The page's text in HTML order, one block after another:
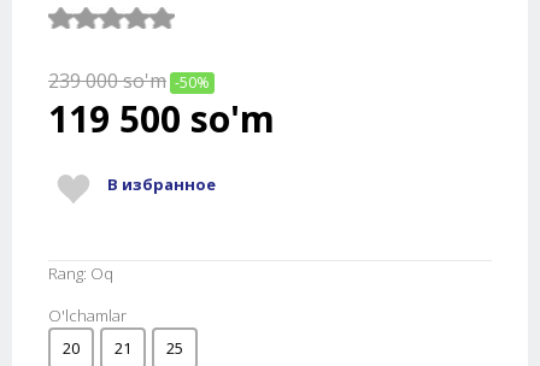
239 000so'm -50%
119 500 so'm
В избранное
Rang: Oq
O'lchamlar
20
21 25